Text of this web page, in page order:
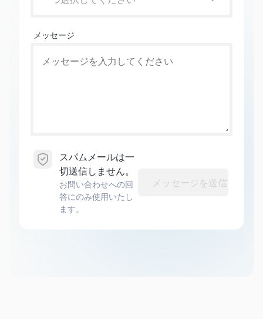
メッセージ
スパムメールは一
切送信しません。
お問い合わせへの回
答にのみ使用いたし
ます。
メッセージを送信